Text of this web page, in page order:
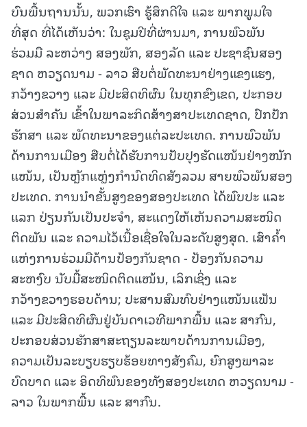
ບົນພື້ນຖານນັ້ນ, ພວກເຮົາ ຮູ້ສຶກດີໃຈ ແລະ ພາກພູມໃຈ
ທີ່ສຸດ ທີ່ໄດ້ເຫັນວ່າ: ໃນຊຸມປີທີ່ຜ່ານມາ, ການພົວພັນ
ຮ່ວມມື ລະຫວ່າງ ສອງພັກ, ສອງລັດ ແລະ ປະຊາຊົນສອງ
ຊາດ ຫວຽດນາມ - ລາວ ສືບຕໍ່ພັດທະນາຢ່າງແຂງແຮງ,
ກວ້າງຂວາງ ແລະ ມີປະສິດທິຜົນ ໃນທຸກຂົງເຂດ, ປະກອບ
ສ່ວນສຳຄັນ ເຂົ້າໃນພາລະກິດສ້າງສາປະເທດຊາດ, ປົກປັກ
ຮັກສາ ແລະ ພັດທະນາຂອງແຕ່ລະປະເທດ. ການພົວພັນ
ດ້ານການເມືອງ ສືບຕໍ່ໄດ້ຮັບການປັບປຸງຮັດແໜ້ນຢ່າງໜັກ
ແໜ້ນ, ເປັນຫຼັກແຫຼ່ງກຳນົດທິດສັງລວມ ສາຍພົວພັນສອງ
ປະເທດ. ການນຳຂັ້ນສູງຂອງສອງປະເທດ ໄດ້ພົບປະ ແລະ
ແລກ ປ່ຽນກັນເປັນປະຈຳ, ສະແດງໃຫ້ເຫັນຄວາມສະໜິດ
ຕິດພັນ ແລະ ຄວາມໄວ້ເນື້ອເຊື່ອໃຈໃນລະດັບສູງສຸດ. ເສົາຄ້ຳ
ແຫ່ງການຮ່ວມມືດ້ານປ້ອງກັນຊາດ - ປ້ອງກັນຄວາມ
ສະຫງົບ ນັບມື້ສະໜິດຕິດແໜ້ນ, ເລິກເຊິ່ງ ແລະ
ກວ້າງຂວາງຮອບດ້ານ; ປະສານສົມທົບຢ່າງແໜ້ນແຟ້ນ
ແລະ ມີປະສິດທິຜົນຢູ່ບັນດາເວທີພາກພື້ນ ແລະ ສາກົນ,
ປະກອບສ່ວນຮັກສາສະຖຽນລະພາບດ້ານການເມືອງ,
ຄວາມເປັນລະບຽບຮຽບຮ້ອຍທາງສັງຄົມ, ຍົກສູງພາລະ
ບົດບາດ ແລະ ອິດທິພົນຂອງທັງສອງປະເທດ ຫວຽດນາມ -
ລາວ ໃນພາກພື້ນ ແລະ ສາກົນ.